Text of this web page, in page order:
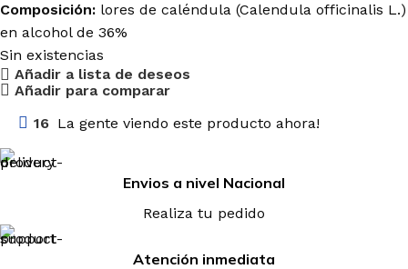
Composición: lores de caléndula (Calendula officinalis L.)
en alcohol de 36%
Sin existencias
Añadir a lista de deseos
Añadir para comparar
16 La gente viendo este producto ahora!
Envios a nivel Nacional
Realiza tu pedido
Atención inmediata